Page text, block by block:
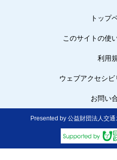
トップ
このサイトの使
利用
ウェブアクセシ
お問い
Presented by 公益財団法人交